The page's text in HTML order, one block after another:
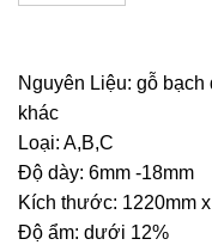
Nguyên Liệu: gỗ
khác
Loại: A,B,C
Độ dày: 6mm -18mm
Kích thước: 1220mm
Độ ẩm: dưới 12%